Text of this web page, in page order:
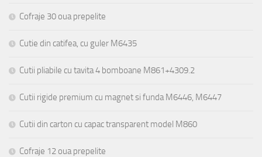
Cofraje 30 oua prepelite
Cutie din catifea, cu guler M6435
Cutii pliabile cu tavita 4 bomboane M861+4309.2
Cutii rigide premium cu magnet si funda M6446, M6447
Cutii din carton cu capac transparent model M860
Cofraje 12 oua prepelite